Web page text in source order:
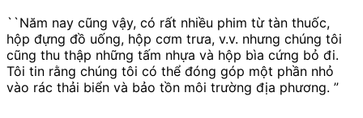
``Năm nay cũng vậy, có rất nhiều phim từ tàn thuốc,
hộp đựng đồ uống, hộp cơm trưa, v.v. nhưng chúng tôi
cũng thu thập những tấm nhựa và hộp bìa cứng bỏ đi.
Tôi tin rằng chúng tôi có thể đóng góp một phần nhỏ
vào rác thải biển và bảo tồn môi trường địa phương. ”